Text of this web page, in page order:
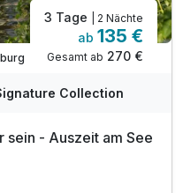
3 Tage | 2 Nächte
ab 135 €
Gesamt ab 270 €
Collection
sein - Auszeit am See